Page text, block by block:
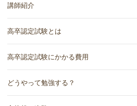
講師紹介
高卒認定試験とは
高卒認定試験にかかる費用
どうやって勉強する？